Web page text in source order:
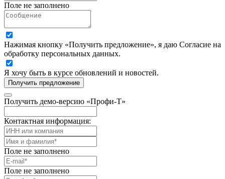
Поле не заполнено
Нажимая кнопку «Получить предложение», я даю Согласие на
обработку персональных данных.
Я хочу быть в курсе обновлений и новостей.
Получить предложение
Получить демо-версию «Профи-Т»
Контактная информация:
Поле не заполнено
Поле не заполнено